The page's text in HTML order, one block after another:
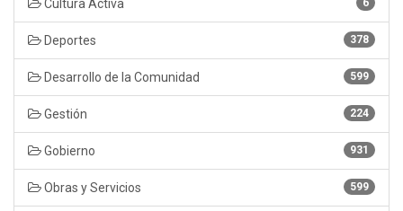
Cultura Activa
378
Deportes
599
Desarrollo de la Comunidad
224
Gestión
931
Gobierno
599
Obras y Servicios